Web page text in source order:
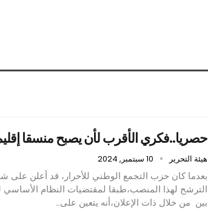
حصريا..فكري الأقرب لأن يصبح منسقا
هيئة التحرير 10 سبتمبر, 2024
بعدما كان حزب التجمع الوطني للأحرار، قد أعلن
الترشح لهذا المنصب،طبقا لمقتضيات النظام الأساسي
بين من خلال ذات الإعلان،أنه يتعين على…